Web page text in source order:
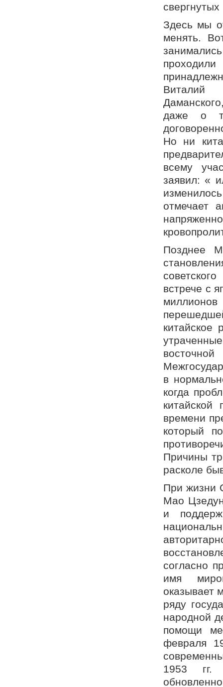
Здесь мы
менять.
Виталий
даже о
Но ни
всему
заявил: «
отмечает
Позднее
встрече с
миллионов
китайское
в
когда
времени
который
Причины
расколе
При жизни
Мао
и
согласно
имя
оказывает
ряду
народной
помощи
февраля
1953 гг.